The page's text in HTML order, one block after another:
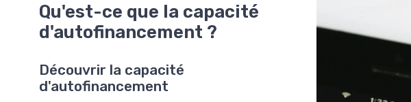
Qu'est-ce que la capacité
d'autofinancement ?
Découvrir la capacité
d'autofinancement